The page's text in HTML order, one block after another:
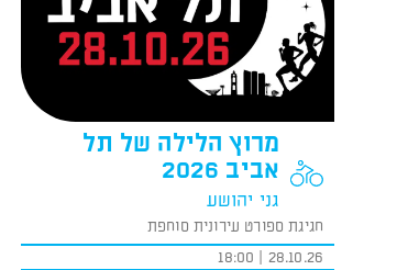
מרוץ הלילה של תל
אביב 2026
גני יהושע
חגיגת ספורט עירונית סוחפת
28.10.26 | 18:00